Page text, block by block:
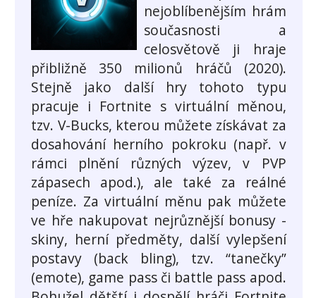
nejoblíbenějším hrám
současnosti a
celosvětově ji hraje
přibližně 350 milionů hráčů (2020).
Stejně jako další hry tohoto typu
pracuje i Fortnite s virtuální měnou,
tzv. V-Bucks, kterou můžete získávat za
dosahování herního pokroku (např. v
rámci plnění různých výzev, v PVP
zápasech apod.), ale také za reálné
peníze. Za virtuální měnu pak můžete
ve hře nakupovat nejrůznější bonusy -
skiny, herní předměty, další vylepšení
postavy (back bling), tzv. “tanečky”
(emote), game pass či battle pass apod.